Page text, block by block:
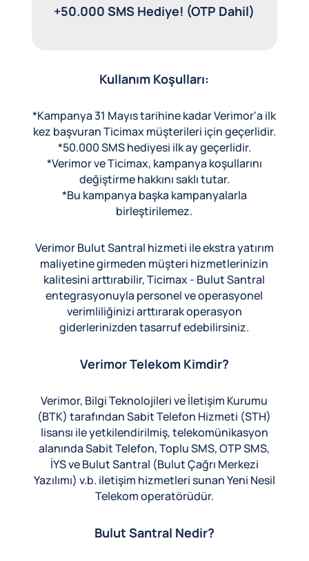
+50.000 SMS Hediye! (OTP Dahil)
Kullanım Koşulları:
*Kampanya 31 Mayıs tarihine kadar Verimor'a ilk
kez başvuran Ticimax müşterileri için geçerlidir.
*50.000 SMS hediyesi ilk ay geçerlidir.
*Verimor ve Ticimax, kampanya koşullarını
değiştirme hakkını saklı tutar.
*Bu kampanya başka kampanyalarla
birleştirilemez.
Verimor Bulut Santral hizmeti ile ekstra yatırım
maliyetine girmeden müşteri hizmetlerinizin
kalitesini arttırabilir, Ticimax - Bulut Santral
entegrasyonuyla personel ve operasyonel
verimliliğinizi arttırarak operasyon
giderlerinizden tasarruf edebilirsiniz.
Verimor Telekom Kimdir?
Verimor, Bilgi Teknolojileri ve İletişim Kurumu
(BTK) tarafından Sabit Telefon Hizmeti (STH)
lisansı ile yetkilendirilmiş, telekomünikasyon
alanında Sabit Telefon, Toplu SMS, OTP SMS,
İYS ve Bulut Santral (Bulut Çağrı Merkezi
Yazılımı) v.b. iletişim hizmetleri sunan Yeni Nesil
Telekom operatörüdür.
Bulut Santral Nedir?